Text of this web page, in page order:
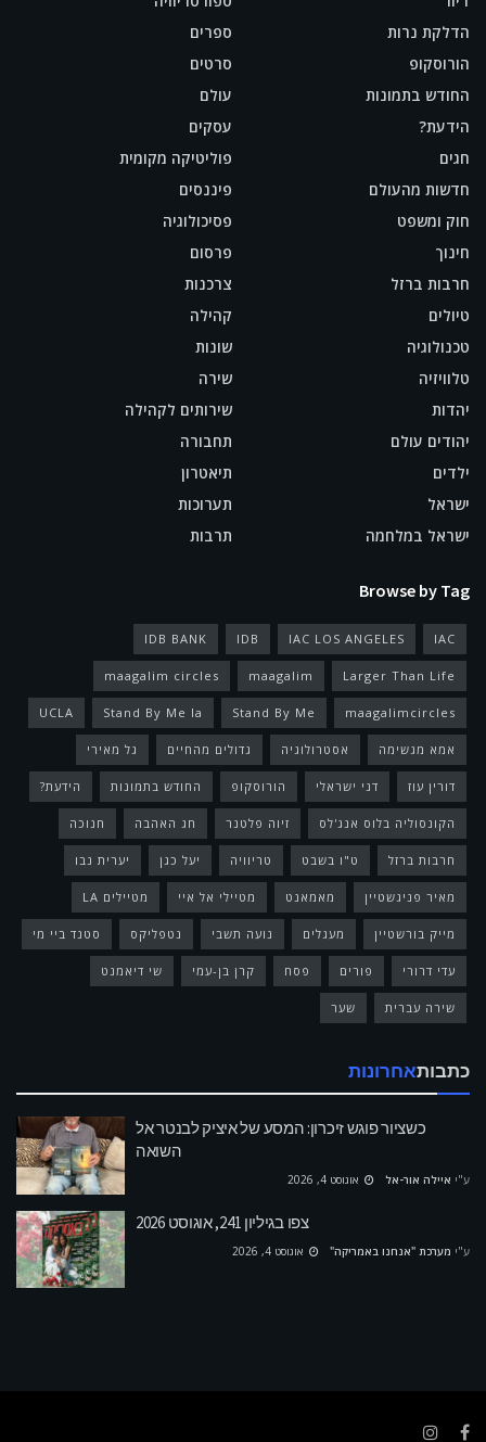
הדלקת נרות
הורוסקופ
החודש בתמונות
הידעת?
חגים
חדשות מהעולם
חוק ומשפט
חינוך
חרבות ברזל
טיולים
טכנולוגיה
טלוויזיה
יהדות
יהודים עולם
ילדים
ישראל
ישראל במלחמה
ספרים
סרטים
עולם
עסקים
פוליטיקה מקומית
פיננסים
פסיכולוגיה
פרסום
צרכנות
קהילה
שונות
שירה
שירותים לקהילה
תחבורה
תיאטרון
תערוכות
תרבות
Browse by Tag
IAC
IAC LOS ANGELES
IDB
IDB BANK
Larger Than Life
maagalim
maagalim circles
maagalimcircles
Stand By Me
Stand By Me la
UCLA
אמא מגשימה אסטרולוגיה גדולים מהחיים גל מאירי
דורין עוז דני ישראלי הורוסקופ החודש בתמונות הידעת?
הקונסוליה בלוס אנג'לס זיוה פלטנר חג האהבה חנוכה
חרבות ברזל ט"ו בשבט טריוויה יעל כגן יערית נבו
מאיר פניגשטיין מאמאנט מטיילי אל איי מטיילים LA
מייק בורשטיין מעגלים נועה תשבי נטפליקס סטנד ביי מי
עדי דרורי פורים פסח קרן בן-עמי שי דיאמנט
שירה עברית שער
כתבותאחרונות
כשציור פוגש זיכרון: המסע של איציק לבנטר אל
השואה
ע"י איילה אור-אל אוגוסט 4, 2026
צפו בגיליון 241, אוגוסט 2026
ע"י מערכת "אנחנו באמריקה" אוגוסט 4, 2026